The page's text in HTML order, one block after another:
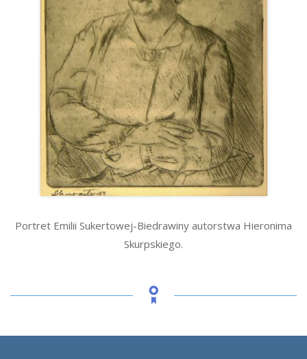
Portret Emilii Sukertowej-Biedrawiny autorstwa Hieronima
Skurpskiego.